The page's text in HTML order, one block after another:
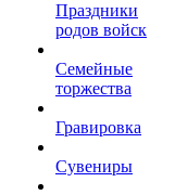
Праздники
родов войск
Семейные
торжества
Гравировка
Сувениры